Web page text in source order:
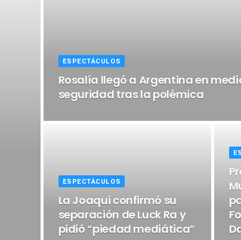
ESPECTÁCULOS
Rosalía llegó a Argentina en
seguridad tras la polémica
ESPECTÁCULOS
La Joaqui confirmó su
separación de Luck Ra y
pidió “piedad mediática”